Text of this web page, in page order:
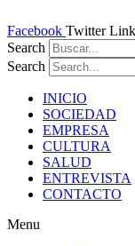
al
contenido
Facebook Twitter
Search
Search
INICIO
SOCIEDAD
EMPRESA
CULTURA
SALUD
ENTREVISTA
CONTACTO
Menu